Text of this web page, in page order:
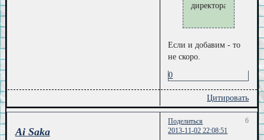
директора
Если и добавим - то
не скоро.
0
Цитировать
Поделиться
6
2013-11-02 22:08:51
Ai Saka